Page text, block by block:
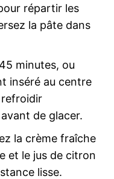
répartir les
la pâte dans
minutes, ou
inséré au centre
de glacer.
la crème fraîche
et le jus de citron
lisse.